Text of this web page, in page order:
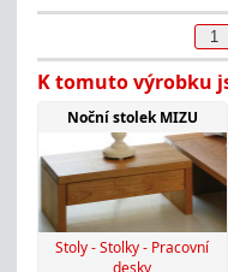
K tomuto výrobku
Noční stolek MIZU
Stoly - Stolky - Pracovní